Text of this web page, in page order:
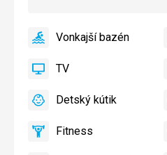
VonkajšíVonkajší bazén
áno
TV TV
áno
Detský
Detské
Detský kútik
áno
FitnessFitness
áno